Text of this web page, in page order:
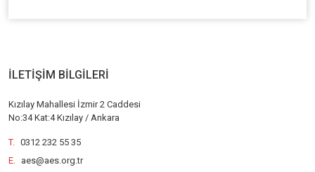
İLETİŞİM BİLGİLERİ
Kızılay Mahallesi İzmir 2 Caddesi
No:34 Kat:4 Kızılay / Ankara
T.
0312 232 55 35
E.
aes@aes.org.tr